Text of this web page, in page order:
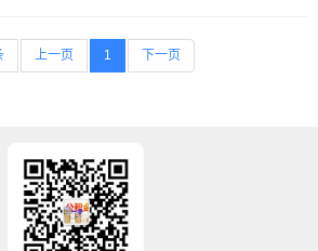
上一页 1 下一页